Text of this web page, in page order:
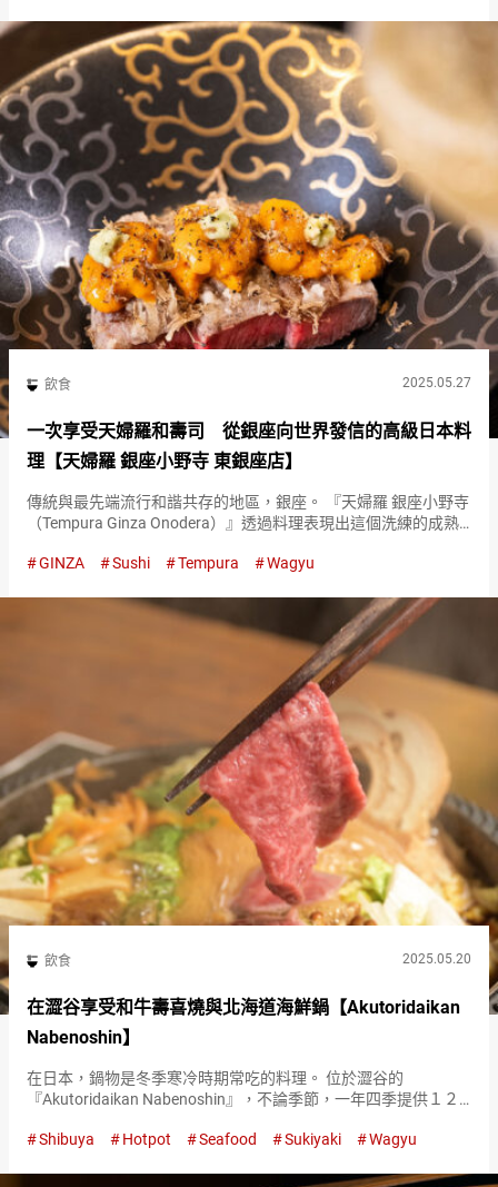
飲食 2025.05.27
一次享受天婦羅和壽司 從銀座向世界發信的高級日本料
理【天婦羅 銀座小野寺 東銀座店】
傳統與最先端流行和諧共存的地區，銀座。 『天婦羅 銀座小野寺
（Tempura Ginza Onodera）』透過料理表現出這個洗練的成熟
『天婦羅 銀座小野寺 東銀座店（Tempur…
GINZA Sushi Tempura Wagyu
飲食 2025.05.20
在澀谷享受和牛壽喜燒與北海道海鮮鍋【Akutoridaikan
Nabenoshin】
在日本，鍋物是冬季寒冷時期常吃的料理。 位於澀谷的
『Akutoridaikan Nabenoshin』，不論季節，一年四季提供１２
Wagyu Sukiyaki）』（照片為兩人…
Shibuya Hotpot Seafood Sukiyaki Wagyu